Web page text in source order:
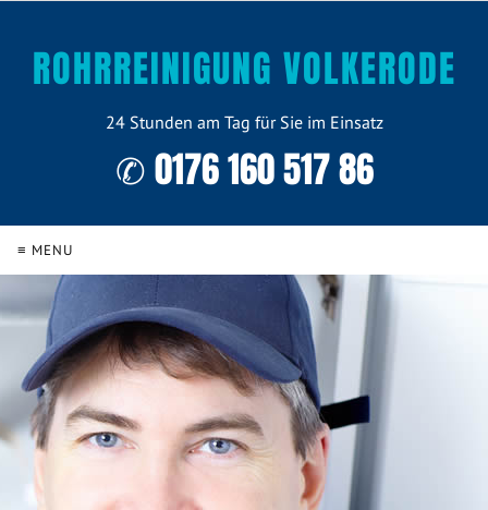
ROHRREINIGUNG VOLKERODE
24 Stunden am Tag für Sie im Einsatz
✆ 0176 160 517 86
≡ MENU